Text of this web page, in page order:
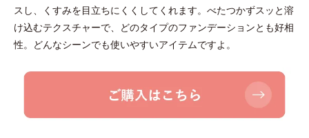
スし、くすみを目立ちにくくしてくれます。べたつかずスッと溶
け込むテクスチャーで、どのタイプのファンデーションとも好相
性。どんなシーンでも使いやすいアイテムですよ。